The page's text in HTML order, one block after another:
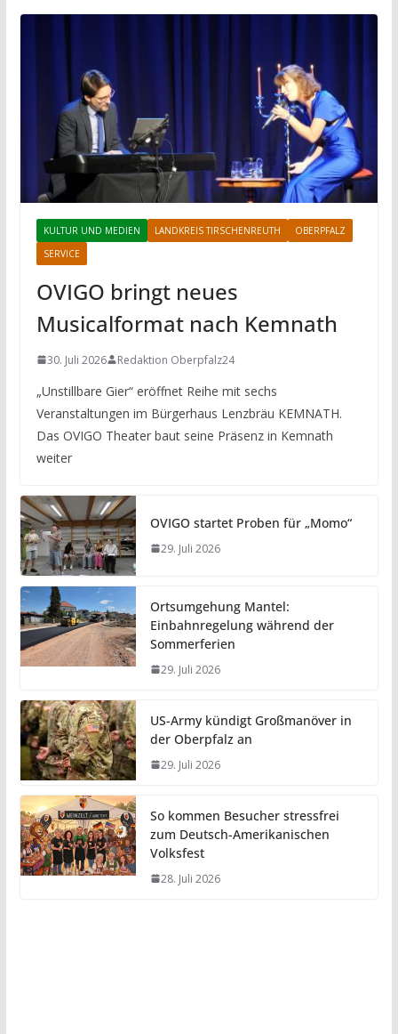
KULTUR UND MEDIEN LANDKREIS TIRSCHENREUTH
OBERPFALZ
SERVICE
OVIGO bringt neues
Musicalformat nach Kemnath
30. Juli 2026 Redaktion Oberpfalz24
„Unstillbare Gier“ eröffnet Reihe mit sechs
Veranstaltungen im Bürgerhaus Lenzbräu KEMNATH.
Das OVIGO Theater baut seine Präsenz in Kemnath
weiter
OVIGO startet Proben für „Momo“
29. Juli 2026
Ortsumgehung Mantel:
Einbahnregelung während der
Sommerferien
29. Juli 2026
US-Army kündigt Großmanöver in
der Oberpfalz an
29. Juli 2026
So kommen Besucher stressfrei
zum Deutsch-Amerikanischen
Volksfest
28. Juli 2026